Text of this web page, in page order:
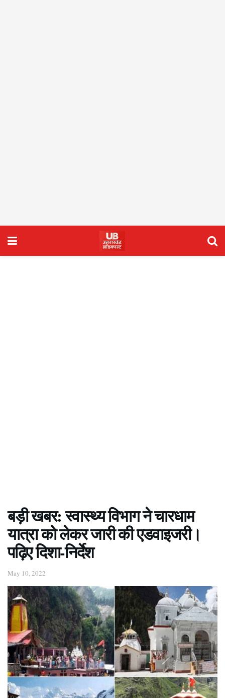
बड़ी खबर: स्वास्थ्य विभाग ने चारधाम
यात्रा को लेकर जारी की एडवाइजरी।
पढ़िए दिशा-निर्देश
May 10, 2022